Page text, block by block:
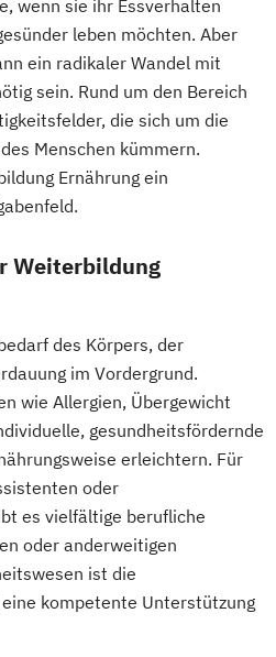
und
(IHK)
und
Prävention und
(IHK)
im Betrieblichen
auf die
Kindersport Trainer
Gesundheitssport
Gesundheitssport
in Fachrichtung
in -
in Fachrichtung
Lebensphasen"
in Fachrichtung
in -
Heilpraktiker/-in
Ernährung
in
Ausbildung
Reha Trainer
Trainer Ausbildung
wenn sie ihr Essverhalten
leben möchten. Aber
ein radikaler Wandel mit
sein. Rund um den Bereich
die sich um die
Menschen kümmern.
Ernährung ein
Weiterbildung
des Körpers, der
im Vordergrund.
wie Allergien, Übergewicht
gesundheitsfördernde
erleichtern. Für
oder
es vielfältige berufliche
oder anderweitigen
ist die
kompetente Unterstützung